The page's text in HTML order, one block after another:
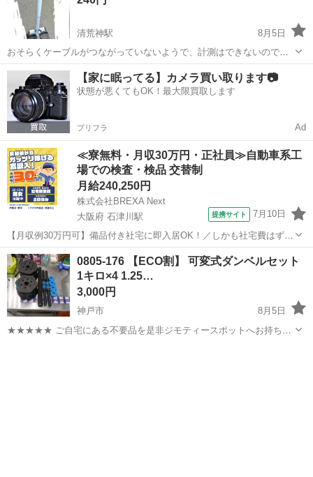
清荒神駅
8月5日
おそらくケーブルがつながっていないようで、計測はできないのでは
ないかと思います。 それでもよろしければぜひどうぞ。 取りに来て下
さる方に。
兵庫 宝塚市 清荒神駅 フィットネス、トレーニング
ステッパー
【家に眠ってる】カメラ買い取ります📷
状態が悪くてもOK！最大限買取します
プリフラ Ad
≪寮無料・月収30万円・正社員≫自動車系工
場での検査・検品 交替制
月給240,250円
株式会社BREXA Next
大阪府 石津川駅
提携サイト 7月10日
【月収例30万円可】備品付き社宅に即入居OK！／しかも社宅費はずっ
と無料♪／トラクタ本体の製造／資格経験不問★異業種からの転職活躍
中！／赴任旅費会社負担／工場まで無料送迎あり◎《大阪府堺市》 人
気の工場のお仕事 ◇トラクタ...
大阪 堺市 石津川駅 その他
0805-176 【ECO割】 可変式ダンベルセット
1キロ×4 1.25…
3,000円
神戸市
8月5日
★★★★★ ご自宅にある不要品を是非ジモティースポットへお持ち込